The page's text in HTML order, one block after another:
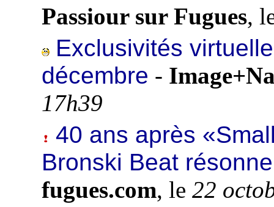
Passiour sur Fugues,
Exclusivités
décembre -
17h39
40 ans après
Bronski Beat
fugues.com, le 22